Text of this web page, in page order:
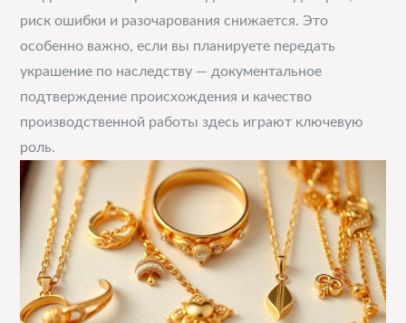
риск ошибки и разочарования снижается. Это
особенно важно, если вы планируете передать
украшение по наследству — документальное
подтверждение происхождения и качество
производственной работы здесь играют ключевую
роль.